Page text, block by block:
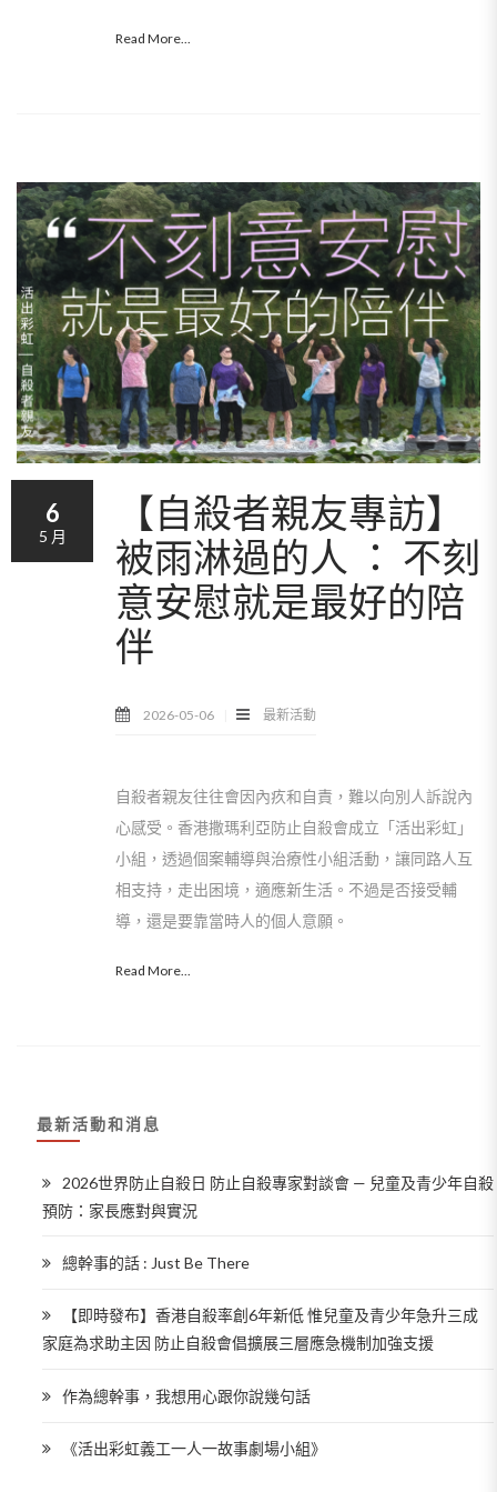
Read More...
【自殺者親友專訪】
被雨淋過的人 ： 不刻
意安慰就是最好的陪
伴
2026-05-06 最新活動
自殺者親友往往會因內疚和自責，難以向別人訴說內
心感受。香港撒瑪利亞防止自殺會成立「活出彩虹」
小組，透過個案輔導與治療性小組活動，讓同路人互
相支持，走出困境，適應新生活。不過是否接受輔
導，還是要靠當時人的個人意願。
Read More...
6
5 月
最新活動和消息
2026世界防止自殺日 防止自殺專家對談會 — 兒童及青少年自殺
預防：家長應對與實況
總幹事的話 : Just Be There
【即時發布】香港自殺率創6年新低 惟兒童及青少年急升三成
家庭為求助主因 防止自殺會倡擴展三層應急機制加強支援
作為總幹事，我想用心跟你說幾句話
《活出彩虹義工一人一故事劇場小組》